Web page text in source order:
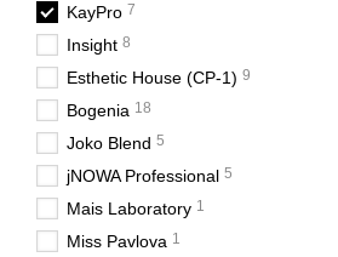
KayPro 7
Insight 8
Esthetic House (CP-1) 9
Bogenia 18
Joko Blend 5
jNOWA Professional 5
Mais Laboratory 1
Miss Pavlova 1